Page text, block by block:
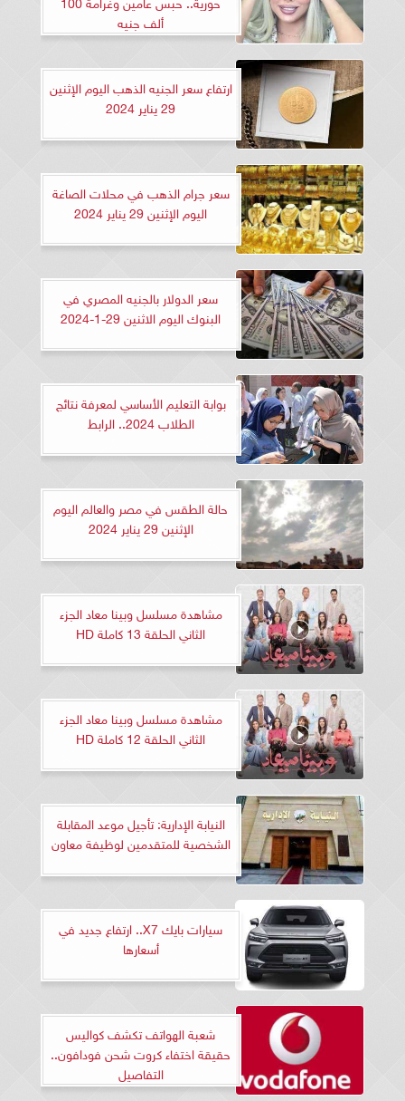
ألف جنيه
ارتفاع سعر الجنيه الذهب اليوم الإثنين
29 يناير 2024
سعر جرام الذهب في محلات الصاغة
اليوم الإثنين 29 يناير 2024
سعر الدولار بالجنيه المصري في
البنوك اليوم الاثنين 29-1-2024
بوابة التعليم الأساسي لمعرفة نتائج
الطلاب 2024.. الرابط
حالة الطقس في مصر والعالم اليوم
الإثنين 29 يناير 2024
مشاهدة مسلسل وبينا معاد الجزء
الثاني الحلقة 13 كاملة HD
مشاهدة مسلسل وبينا معاد الجزء
الثاني الحلقة 12 كاملة HD
النيابة الإدارية: تأجيل موعد المقابلة
الشخصية للمتقدمين لوظيفة معاون
سيارات بايك X7.. ارتفاع جديد في
أسعارها
شعبة الهواتف تكشف كواليس
حقيقة اختفاء كروت شحن فودافون..
التفاصيل